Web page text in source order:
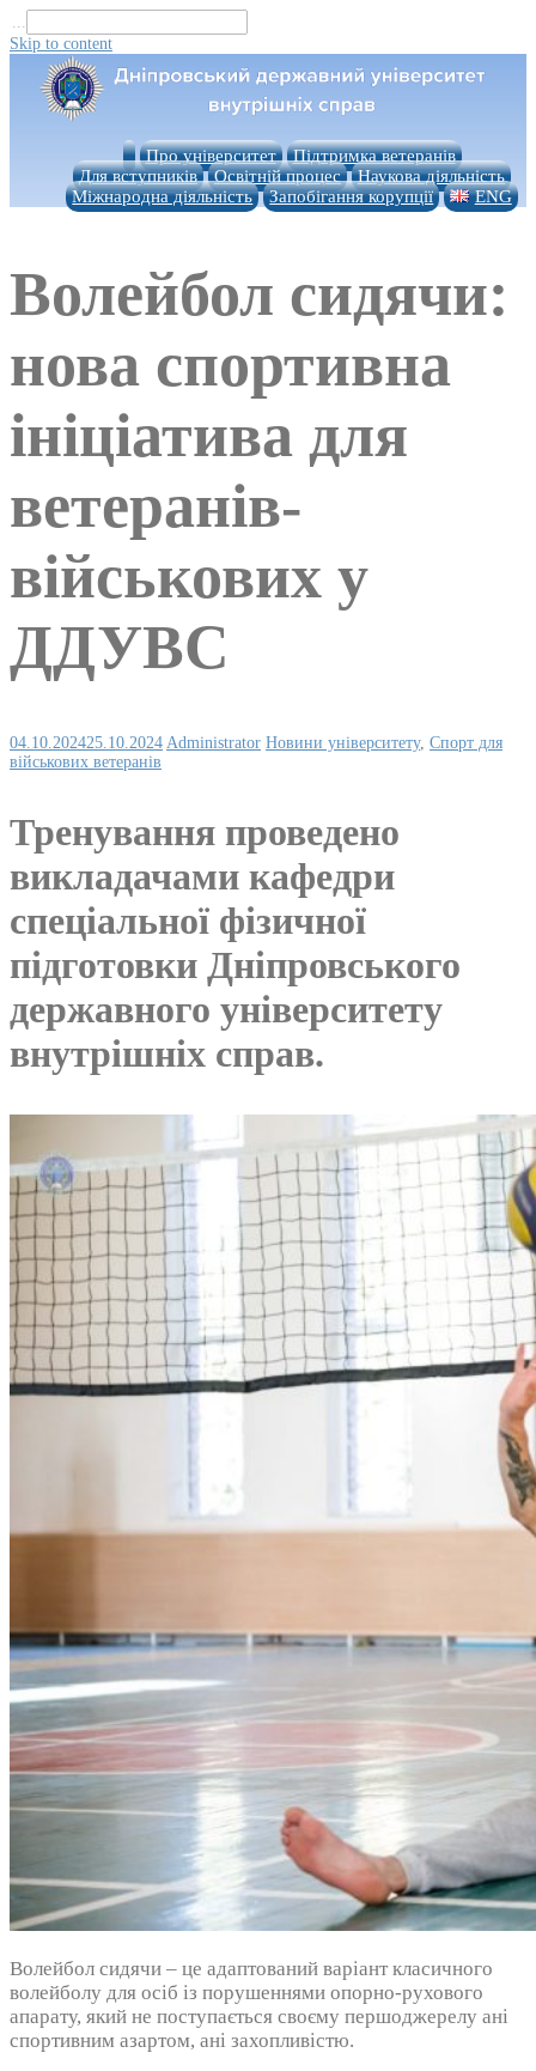
...
Skip to content
Про університет
Підтримка ветеранів
Для вступників
Освітній процес
Наукова діяльність
Міжнародна діяльність
Запобігання корупції ENG
Волейбол сидячи:
нова спортивна
ініціатива для
ветеранів-
військових у
ДДУВС
04.10.202425.10.2024 Administrator Новини університету, Спорт для
військових ветеранів
Тренування проведено
викладачами кафедри
спеціальної фізичної
підготовки Дніпровського
державного університету
внутрішніх справ.
Волейбол сидячи – це адаптований варіант класичного
волейболу для осіб із порушеннями опорно-рухового
апарату, який не поступається своєму першоджерелу ані
спортивним азартом, ані захопливістю.